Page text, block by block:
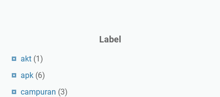
Label
akt (1)
apk (6)
campuran (3)